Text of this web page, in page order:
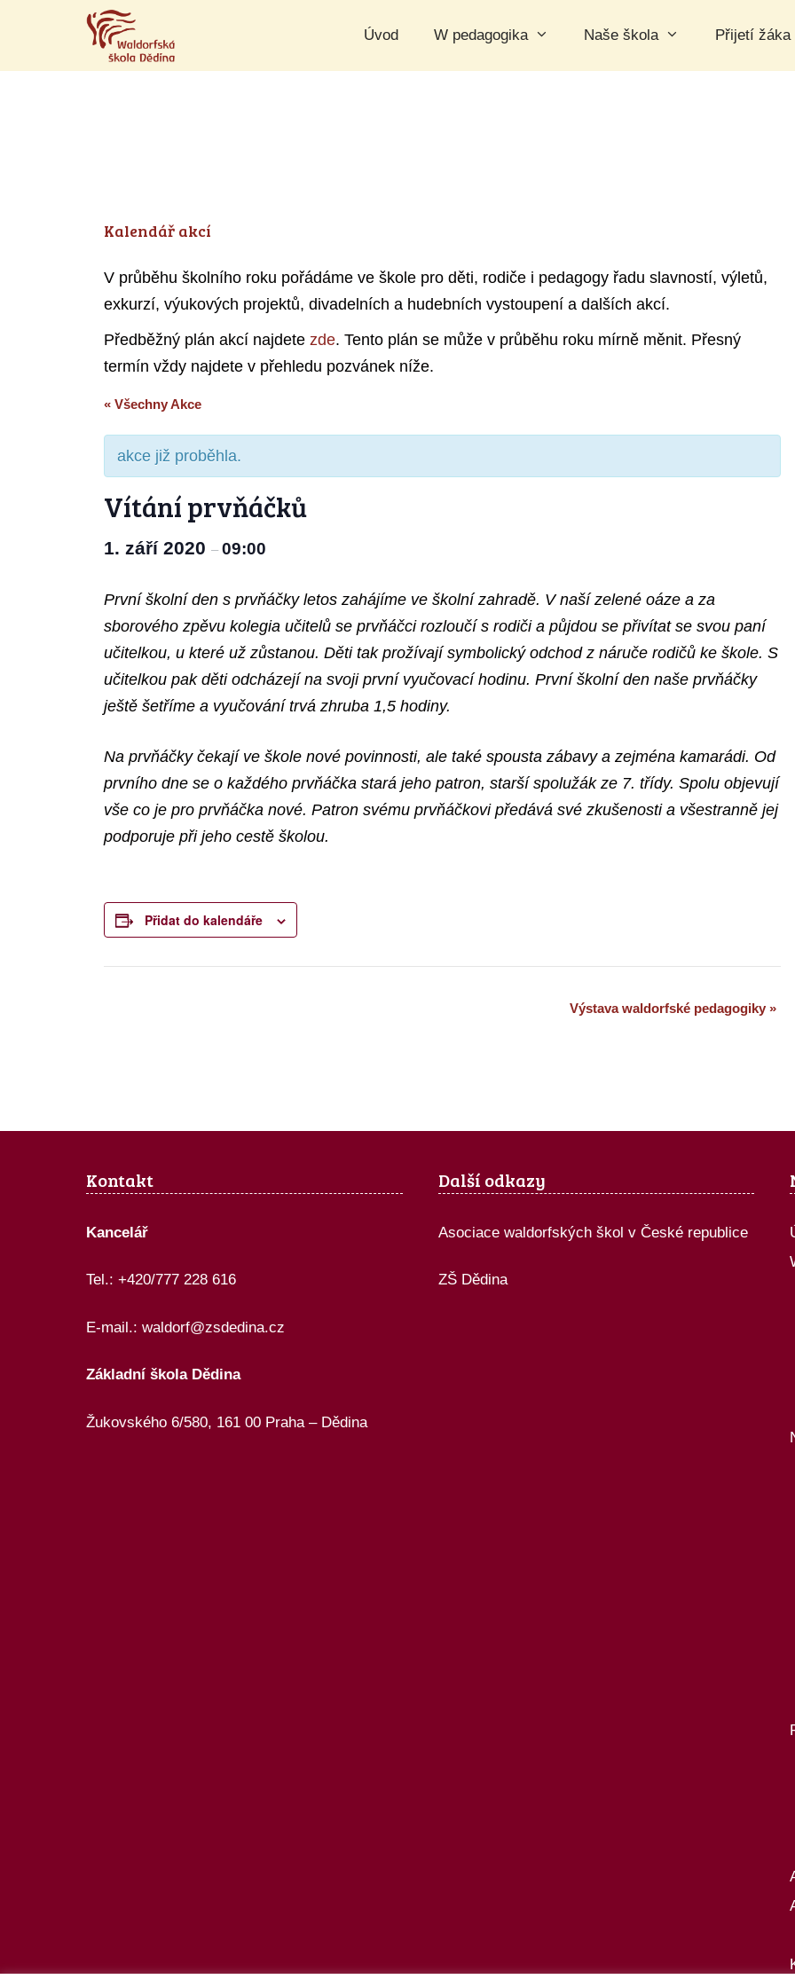
Úvod W pedagogika Naše škola Přijetí žáka
Kalendář akcí
V průběhu školního roku pořádáme ve škole pro děti, rodiče i pedagogy řadu slavností, výletů,
exkurzí, výukových projektů, divadelních a hudebních vystoupení a dalších akcí.
Předběžný plán akcí najdete zde. Tento plán se může v průběhu roku mírně měnit. Přesný
termín vždy najdete v přehledu pozvánek níže.
« Všechny Akce
akce již proběhla.
Vítání prvňáčků
1. září 2020 – 09:00
První školní den s prvňáčky letos zahájíme ve školní zahradě. V naší zelené oáze a za
sborového zpěvu kolegia učitelů se prvňáčci rozloučí s rodiči a půjdou se přivítat se svou paní
učitelkou, u které už zůstanou. Děti tak prožívají symbolický odchod z náruče rodičů ke škole. S
učitelkou pak děti odcházejí na svoji první vyučovací hodinu. První školní den naše prvňáčky
ještě šetříme a vyučování trvá zhruba 1,5 hodiny.
Na prvňáčky čekají ve škole nové povinnosti, ale také spousta zábavy a zejména kamarádi. Od
prvního dne se o každého prvňáčka stará jeho patron, starší spolužák ze 7. třídy. Spolu objevují
vše co je pro prvňáčka nové. Patron svému prvňáčkovi předává své zkušenosti a všestranně jej
podporuje při jeho cestě školou.
Přidat do kalendáře
g
a
e
p
o
A
c
Výstava waldorfské pedagogiky »
Kontakt
Kancelář
Tel.: +420/777 228 616
E-mail.: waldorf@zsdedina.cz
Základní škola Dědina
Žukovského 6/580, 161 00 Praha – Dědina
Další odkazy
Asociace waldorfských škol v České republice
ZŠ Dědina